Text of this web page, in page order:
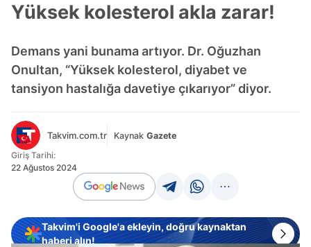
Yüksek kolesterol akla zarar!
Demans yani bunama artıyor. Dr. Oğuzhan
Onultan, “Yüksek kolesterol, diyabet ve
tansiyon hastalığa davetiye çıkarıyor” diyor.
Takvim.com.tr Kaynak Gazete
Giriş Tarihi:
22 Ağustos 2024
Takvim'i Google'a ekleyin, doğru kaynaktan
haberi alın!